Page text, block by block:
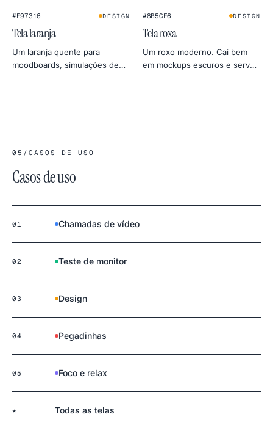
#F97316 DESIGN
Tela laranja
Um laranja quente para
moodboards, simulações de
#8B5CF6 DESIGN
Tela roxa
Um roxo moderno. Cai bem
em mockups escuros e serve
05 / CASOS DE USO
Casos de uso
01 Chamadas de vídeo
02 Teste de monitor
03 Design
04 Pegadinhas
05 Foco e relax
★ Todas as telas